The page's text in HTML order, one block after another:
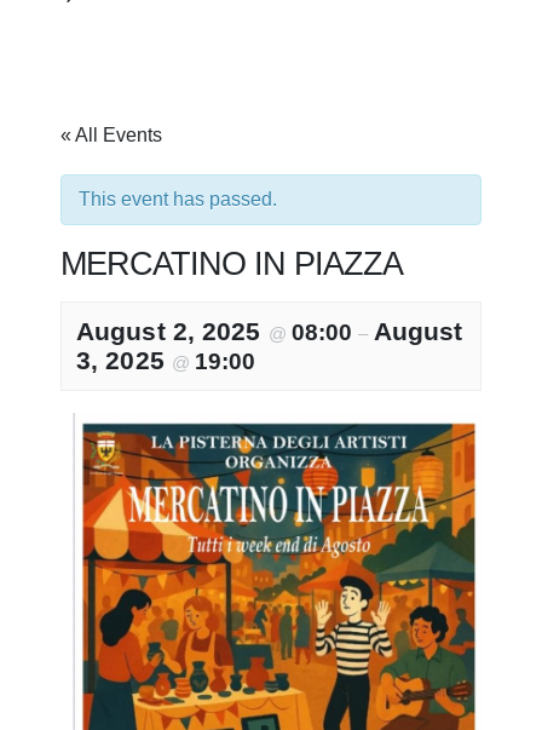
« All Events
This event has passed.
MERCATINO IN PIAZZA
August 2, 2025 @ 08:00– August
3, 2025 @ 19:00